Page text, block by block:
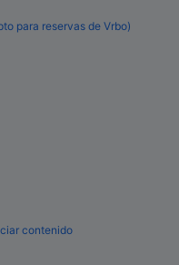
para reservas de Vrbo)
contenido